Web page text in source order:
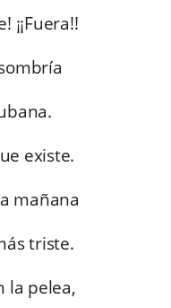
¡¡Fuera!!
existe.
mañana
triste.
la pelea,